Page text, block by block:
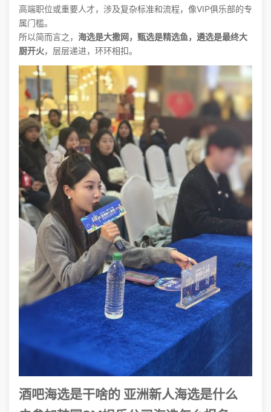
高端职位或重要人才，涉及复杂标准和流程，像VIP俱乐部的专
属门槛。
所以简而言之， 海选是大撒网，甄选是精选鱼，遴选是最终大
厨开火 ，层层递进，环环相扣。
酒吧海选是干啥的 亚洲新人海选是什么